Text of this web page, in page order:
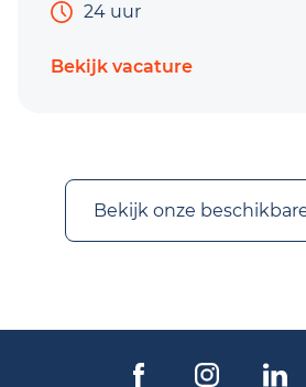
24 uur
Bekijk vacature
Bekijk onze